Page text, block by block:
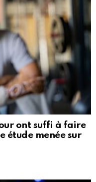
ont suffi à faire
étude menée sur